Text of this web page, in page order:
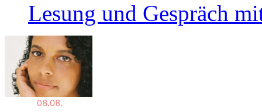
Lesung und Gespräch